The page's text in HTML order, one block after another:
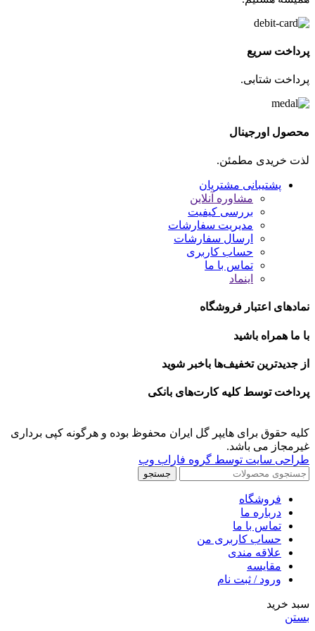
پرداخت سریع
پرداخت شتابی.
محصول اورجینال
لذت خریدی مطمئن.
پشتیبانی مشتریان
مشاوره آنلاین
بررسی کیفیت
مدیریت سفارشات
ارسال سفارشات
حساب کاربری
تماس با ما
اینماد
نمادهای اعتبار فروشگاه
با ما همراه باشید
از جدیدترین تخفیف‌ها باخبر شوید
پرداخت توسط کلیه کارت‌های بانکی
کلیه حقوق برای هایپر گل ایران محفوظ بوده و هرگونه کپی برداری
غیرمجاز می باشد.
طراحی سایت توسط گروه فاراب وب
جستجو
فروشگاه
درباره ما
تماس با ما
حساب کاربری من
علاقه مندی
مقايسه
ورود / ثبت نام
سبد خرید
بستن